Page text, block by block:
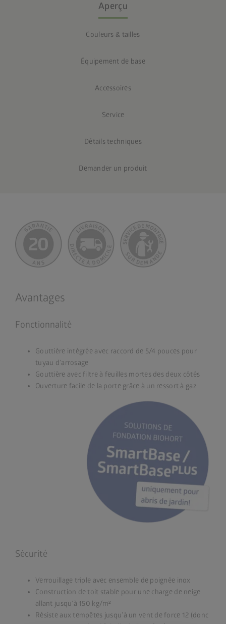
Aperçu
Couleurs & tailles
Équipement de base
Accessoires
Service
Détails techniques
Demander un produit
Avantages
Fonctionnalité
Gouttière intégrée avec raccord de 5/4 pouces pour
tuyau d’arrosage
Gouttière avec filtre à feuilles mortes des deux côtés
Ouverture facile de la porte grâce à un ressort à gaz
Sécurité
Verrouillage triple avec ensemble de poignée inox
Construction de toit stable pour une charge de neige
allant jusqu’à 150 kg/m²
Résiste aux tempêtes jusqu’à un vent de force 12 (donc